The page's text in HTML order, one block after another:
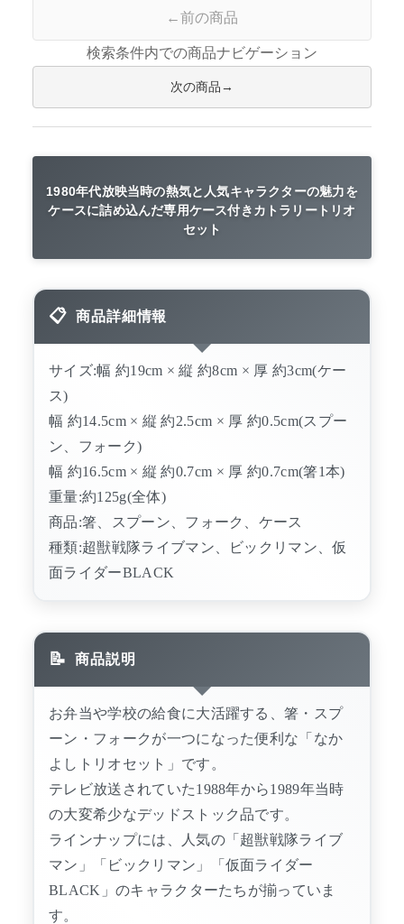
前の商品
検索条件内での商品ナビゲーション
次の商品
1980年代放映当時の熱気と人気キャラクターの魅力を
ケースに詰め込んだ専用ケース付きカトラリートリオ
セット
商品詳細情報
サイズ:幅 約19cm × 縦 約8cm × 厚 約3cm(ケー
ス)
幅 約14.5cm × 縦 約2.5cm × 厚 約0.5cm(スプー
ン、フォーク)
幅 約16.5cm × 縦 約0.7cm × 厚 約0.7cm(箸1本)
重量:約125g(全体)
商品:箸、スプーン、フォーク、ケース
種類:超獣戦隊ライブマン、ビックリマン、仮
面ライダーBLACK
商品説明
お弁当や学校の給食に大活躍する、箸・スプ
ーン・フォークが一つになった便利な「なか
よしトリオセット」です。
テレビ放送されていた1988年から1989年当時
の大変希少なデッドストック品です。
ラインナップには、人気の「超獣戦隊ライブ
マン」「ビックリマン」「仮面ライダー
BLACK」のキャラクターたちが揃っていま
す。